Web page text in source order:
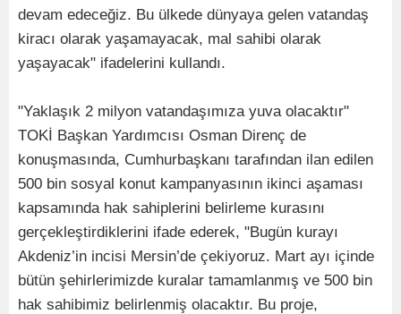
devam edeceğiz. Bu ülkede dünyaya gelen vatandaş
kiracı olarak yaşamayacak, mal sahibi olarak
yaşayacak" ifadelerini kullandı.
"Yaklaşık 2 milyon vatandaşımıza yuva olacaktır"
TOKİ Başkan Yardımcısı Osman Direnç de
konuşmasında, Cumhurbaşkanı tarafından ilan edilen
500 bin sosyal konut kampanyasının ikinci aşaması
kapsamında hak sahiplerini belirleme kurasını
gerçekleştirdiklerini ifade ederek, "Bugün kurayı
Akdeniz’in incisi Mersin’de çekiyoruz. Mart ayı içinde
bütün şehirlerimizde kuralar tamamlanmış ve 500 bin
hak sahibimiz belirlenmiş olacaktır. Bu proje,